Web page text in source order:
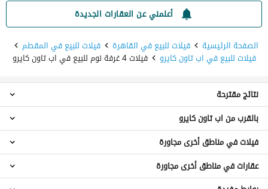
أعلمني عن العقارات الجديدة
الصفحة الرئيسية
فيلات للبيع في القاهرة فيلات للبيع في المقطم
فيلات للبيع في اب تاون كايرو فيلات 4 غرفة نوم للبيع في اب تاون كايرو
فيلات 3 غرف نوم للبيع في اب تاون كايرو
فيلات 5 غرف نوم للبيع في اب تاون كايرو
فيلات 6 غرف نوم للبيع في اب تاون كايرو
فيلات 7 غرف نوم للبيع في اب تاون كايرو
شقق للبيع في اب تاون كايرو
نتائج مقترحة
فيلات 4 غرف نوم للبيع في الهضبة العليا
فيلات 4 غرف نوم للبيع في كليستا اب تاون
فيلات 4 غرف نوم للبيع في جولدن جيتس
بالقرب من اب تاون كايرو
فيلات للبيع في مدينة نصر
فيلات للبيع في المعادي
فيلات في مناطق أخرى مجاورة
عقارات في مناطق أخرى مجاورة